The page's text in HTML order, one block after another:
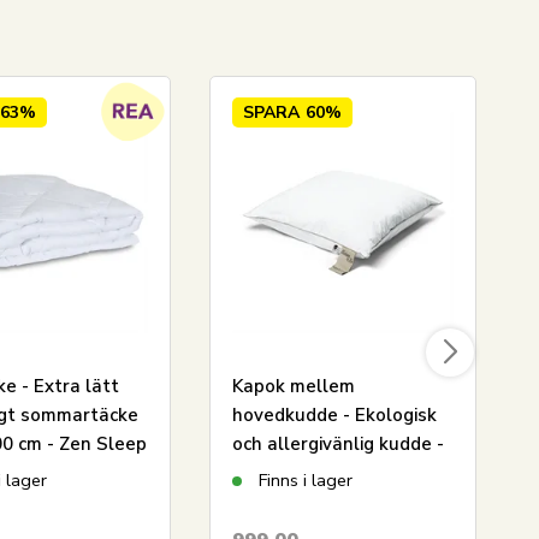
63%
- Extra lätt
sommartäcke
cm - Zen Sleep
lager
SPARA 60%
Kapok mellem
hovedkudde - Ekologisk
och allergivänlig kudde -
50x60 cm - Nature By
Finns i lager